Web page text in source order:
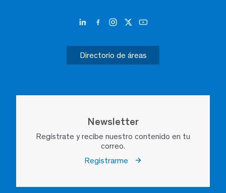
Directorio de áreas
Newsletter
Regístrate y recibe nuestro contenido en tu
correo.
Registrarme